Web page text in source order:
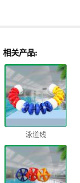
相关产品:
泳道线